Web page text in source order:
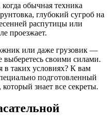
обычная техника
глубокий сугроб на
распутицы или
проезжает.
или даже грузовик —
своими силами.
в таких условиях? К вам
подготовленный
знает все секреты.